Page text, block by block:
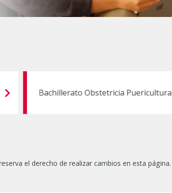
Bachillerato Obstetricia Puericultura
el derecho de realizar cambios en esta página.